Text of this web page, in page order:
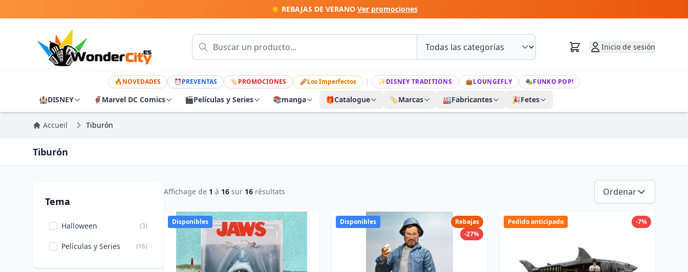
☀️ REBAJAS DE VERANO·Ver promociones
Inicio de sesión
🔥NOVEDADES ⏰PREVENTAS 🏷PROMOCIONES 🩹Los Imperfectos | ✨DISNEY TRADITIONS 👜LOUNGEFLY 🎭FUNKO POP!
🏰DISNEY 🦸 Marvel DC Comics 🎬Películas y Series 📚manga 🎁Catalogue 🏷️Marcas 🏭Fabricantes 🎉Fetes
Accueil Tiburón
Tiburón
Tema
Halloween (3)
Películas y Series (16)
Affichage de 1 à 16 sur 16 résultats Ordenar
Disponibles
Rebajas
-27%
Disponibles -7%
Pedido anticipado